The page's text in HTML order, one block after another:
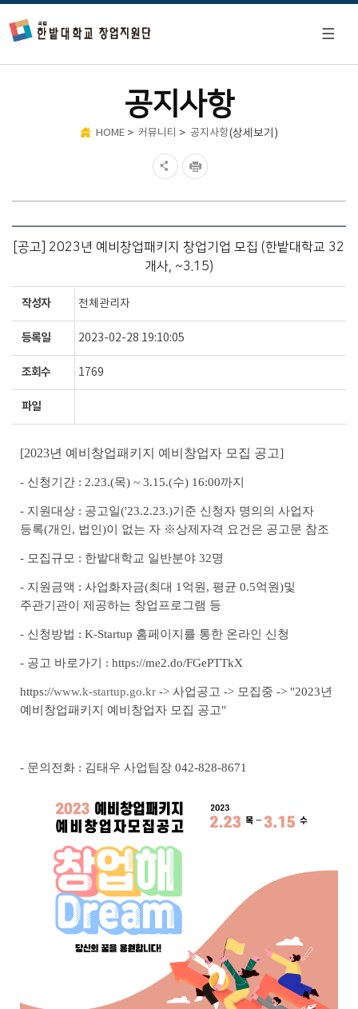
공지사항
HOME > 커뮤니티 > 공지사항(상세보기)
[공고] 2023년 예비창업패키지 창업기업 모집 (한밭대학교 32
개사, ~3.15)
작성자 전체관리자
등록일 2023-02-28 19:10:05
조회수 1769
파일
[2023년 예비창업패키지 예비창업자 모집 공고]
- 신청기간 : 2.23.(목) ~ 3.15.(수) 16:00까지
- 지원대상 : 공고일('23.2.23.)기준 신청자 명의의 사업자
등록(개인 , 법인 )이 없는 자 ※상제자격 요건은 공고문 참조
- 모집규모 : 한밭대학교 일반분야 32명
- 지원금액 : 사업화자금(최대 1 억원 , 평균 0.5억원)및
주관기관이 제공하는 창업프로그램 등
- 신청방법 : K-Startup 홈페이지를 통한 온라인 신청
- 공고 바로가기 : https://me2.do/FGePTTkX
https://www.k-startup.go.kr -> 사업공고 -> 모집중 -> "2023년
예비창업패키지 예비창업자 모집 공고"
- 문의전화 : 김태우 사업팀장 042-828-8671